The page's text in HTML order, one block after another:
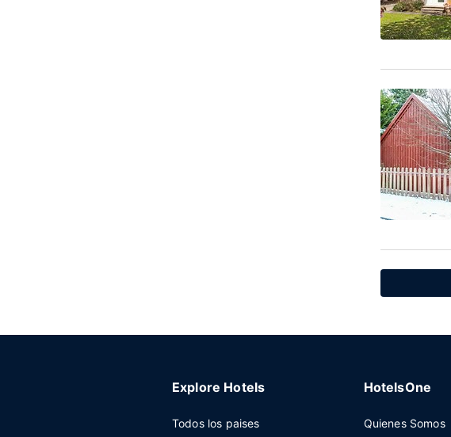
Explore Hotels
Todos los paises
HotelsOne
Quienes Somos